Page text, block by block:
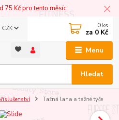
75 Kč pro tento měsíc
Menu
CZK
Hledat
0 ks
za 0 Kč
Tažná lana a tažné tyče